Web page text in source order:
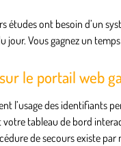
études ont besoin d’un
Vous gagnez un
le portail web
l’usage des
tableau de bord
de secours existe par